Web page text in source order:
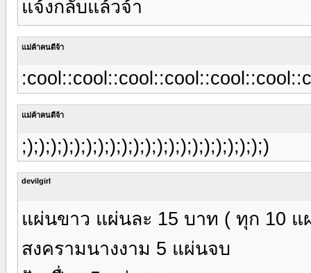
แจ้งกลับแล้วจ้า
แม่ค้าคนดีจ้า
แม่ค้าคนดีจ้า
;););););););););););););););););););););)
devilgirl
แผ่นขาว แผ่นละ 15 บาท ( ทุก 10
สงครามนางงาม 5 แผ่นจบ